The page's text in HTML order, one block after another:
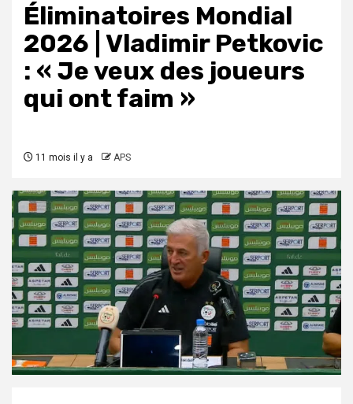
Éliminatoires Mondial
2026 | Vladimir Petkovic
: « Je veux des joueurs
qui ont faim »
11 mois il y a APS